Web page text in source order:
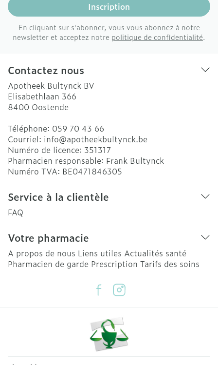
Inscription
En cliquant sur s'abonner, vous vous abonnez à notre
newsletter et acceptez notre politique de confidentialité.
Contactez nous
Apotheek Bultynck BV
Elisabethlaan 366
8400 Oostende
Téléphone: 059 70 43 66
Courriel: info@apotheekbultynck.be
Numéro de licence: 351317
Pharmacien responsable: Frank Bultynck
Numéro TVA: BE0471846305
Service à la clientèle
FAQ
Votre pharmacie
A propos de nous Liens utiles Actualités santé
Pharmacien de garde Prescription Tarifs des soins